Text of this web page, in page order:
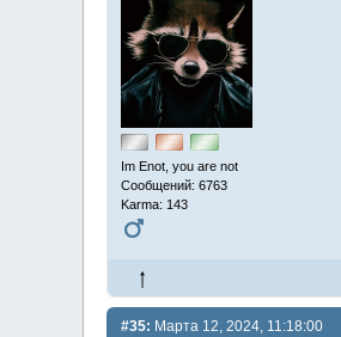
Im Enot, you are not
Сообщений: 6763
Karma: 143
#35: Марта 12, 2024, 11:18:00